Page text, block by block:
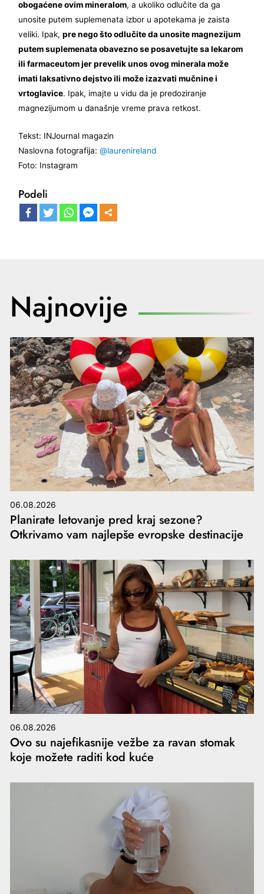
obogaćene ovim mineralom, a ukoliko odlučite da ga
unosite putem suplemenata izbor u apotekama je zaista
veliki. Ipak,pre nego što odlučite da unosite magnezijum
putem suplemenata obavezno se posavetujte sa lekarom
ili farmaceutom jer prevelik unos ovog minerala može
imati laksativno dejstvo ili može izazvati mučnine i
vrtoglavice. Ipak, imajte u vidu da je predoziranje
magnezijumom u današnje vreme prava retkost.
Tekst: INJournal magazin
Naslovna fotografija:@laurenireland
Foto: Instagram
Podeli
Najnovije
06.08.2026
Planirate letovanje pred kraj sezone?
Otkrivamo vam najlepše evropske destinacije
06.08.2026
Ovo su najefikasnije vežbe za ravan stomak
koje možete raditi kod kuće